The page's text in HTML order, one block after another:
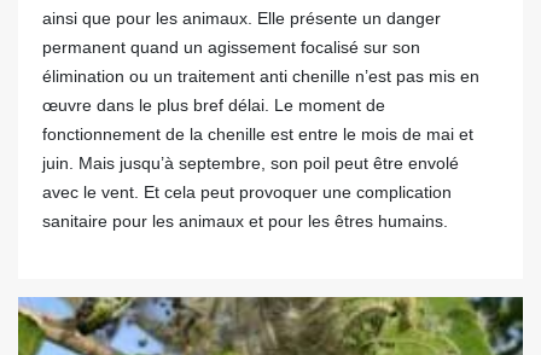
ainsi que pour les animaux. Elle présente un danger
permanent quand un agissement focalisé sur son
élimination ou un traitement anti chenille n’est pas mis en
œuvre dans le plus bref délai. Le moment de
fonctionnement de la chenille est entre le mois de mai et
juin. Mais jusqu’à septembre, son poil peut être envolé
avec le vent. Et cela peut provoquer une complication
sanitaire pour les animaux et pour les êtres humains.